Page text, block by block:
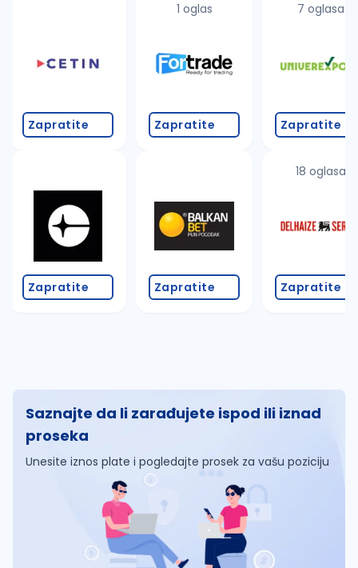
Zapratite
Zapratite
1 oglas
Zapratite
Zapratite
7 oglasa
Zapratite
18 oglasa
Zapratite
Saznajte da li zarađujete ispod ili iznad
proseka
Unesite iznos plate i pogledajte prosek za vašu poziciju